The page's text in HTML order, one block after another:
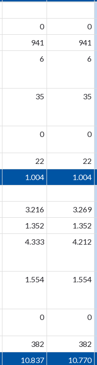
0
0
941
941
6 6
35 35
0 0
22
22
1.004
1.004
3.216
3.269
1.352
1.352
4.333 4.212
1.554 1.554
0 0
382
382
10.837
10.770